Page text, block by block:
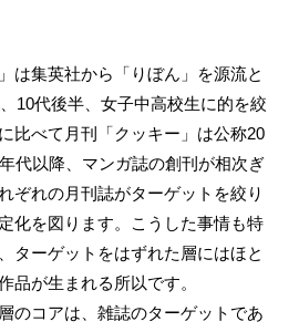
は集英社から「りぼん」を源流と
10代後半、女子中高校生に的を絞
比べて月刊「クッキー」は公称20
代以降、マンガ誌の創刊が相次ぎ
ぞれの月刊誌がターゲットを絞り
化を図ります。こうした事情も特
ターゲットをはずれた層にはほと
品が生まれる所以です。
のコアは、雑誌のターゲットであ